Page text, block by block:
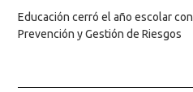
Educación cerró el año escolar
Prevención y Gestión de Riesgos